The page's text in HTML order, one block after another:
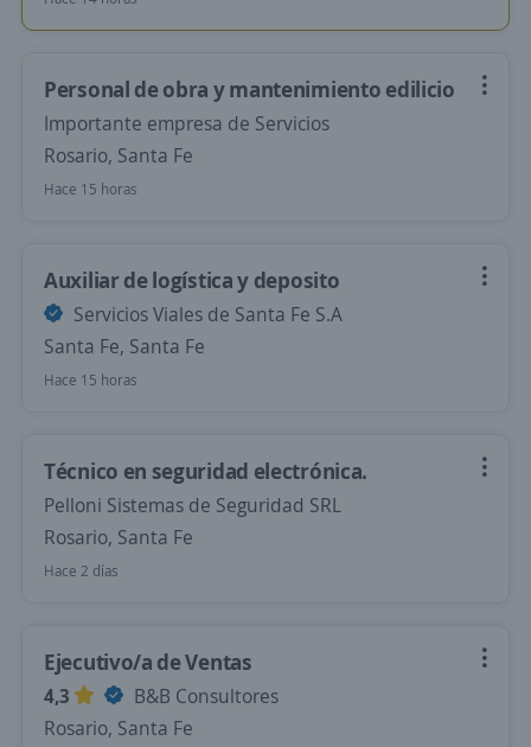
Personal de obra y mantenimiento edilicio
Importante empresa de Servicios
Rosario, Santa Fe
Hace 15 horas
Auxiliar de logística y deposito
Servicios Viales de Santa Fe S.A
Santa Fe, Santa Fe
Hace 15 horas
Técnico en seguridad electrónica.
Pelloni Sistemas de Seguridad SRL
Rosario, Santa Fe
Hace 2 días
Ejecutivo/a de Ventas
4,3
B&B Consultores
Rosario, Santa Fe